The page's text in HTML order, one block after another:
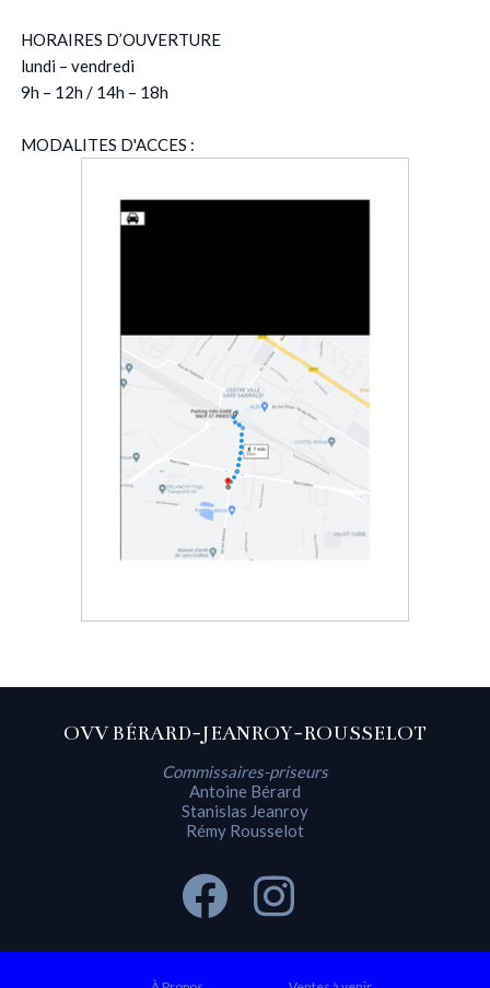
HORAIRES D’OUVERTURE
lundi – vendredi
9h – 12h / 14h – 18h
MODALITES D'ACCES :
OVV BÉRARD-JEANROY-ROUSSELOT
Commissaires-priseurs
Antoine Bérard
Stanislas Jeanroy
Rémy Rousselot